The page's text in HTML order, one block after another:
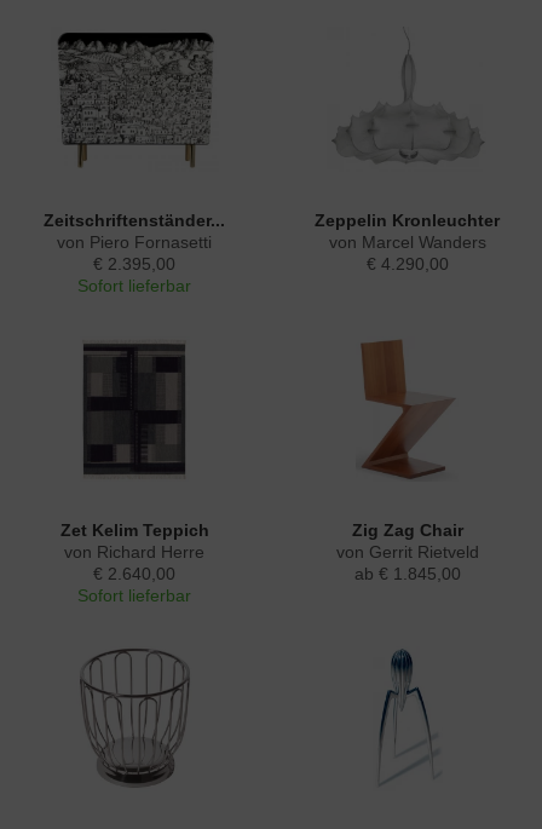
Zeitschriftenständer...
von Piero Fornasetti
€ 2.395,00
Sofort lieferbar
Zeppelin Kronleuchter
von Marcel Wanders
€ 4.290,00
Zet Kelim Teppich
von Richard Herre
€ 2.640,00
Sofort lieferbar
Zig Zag Chair
von Gerrit Rietveld
ab € 1.845,00